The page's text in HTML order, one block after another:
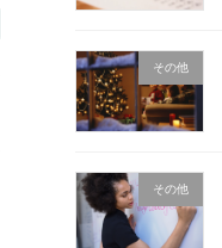
その他
その他